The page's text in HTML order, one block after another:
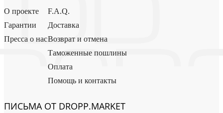
О проекте
Гарантии
Пресса о нас
F.A.Q.
Доставка
Возврат и отмена
Таможенные пошлины
Оплата
Помощь и контакты
ПИСЬМА ОТ DROPP.MARKET